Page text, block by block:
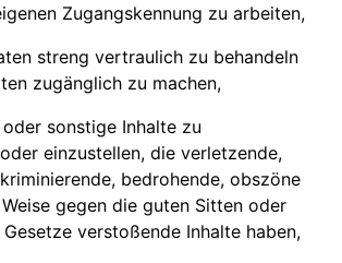
Zugangskennung zu arbeiten,
streng vertraulich zu behandeln
zugänglich zu machen,
oder sonstige Inhalte zu
einzustellen, die verletzende,
bedrohende, obszöne
gegen die guten Sitten oder
verstoßende Inhalte haben,